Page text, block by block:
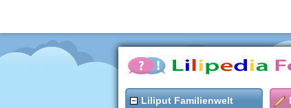
Liliput Familienwelt